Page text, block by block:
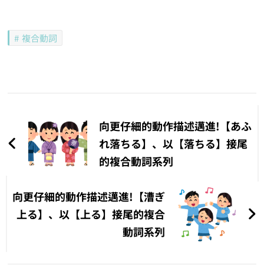
複合動詞
導
向更仔細的動作描述邁進!【あふ
れ落ちる】、以【落ちる】接尾
的複合動詞系列
向更仔細的動作描述邁進!【漕ぎ
上る】、以【上る】接尾的複合
動詞系列